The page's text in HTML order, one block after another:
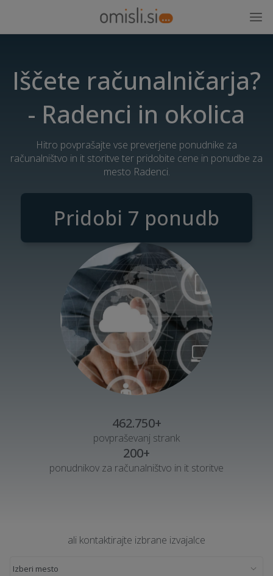
Iščete računalničarja?
- Radenci in okolica
Hitro povprašajte vse preverjene ponudnike za
računalništvo in it storitve ter pridobite cene in ponudbe za
mesto Radenci.
Pridobi 7 ponudb
462.750+
povpraševanj strank
200+
ponudnikov za računalništvo in it storitve
ali kontaktirajte izbrane izvajalce